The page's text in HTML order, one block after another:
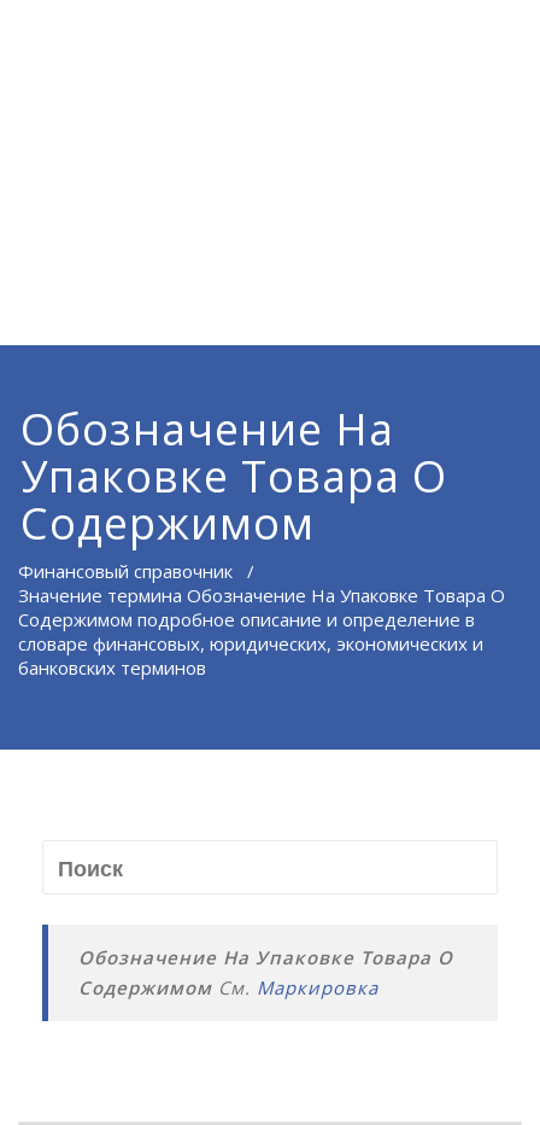
Обозначение На
Упаковке Товара О
Содержимом
Финансовый справочник /
Значение термина Обозначение На Упаковке Товара О
Содержимом подробное описание и определение в
словаре финансовых, юридических, экономических и
банковских терминов
Обозначение На Упаковке Товара О
Содержимом См. Маркировка